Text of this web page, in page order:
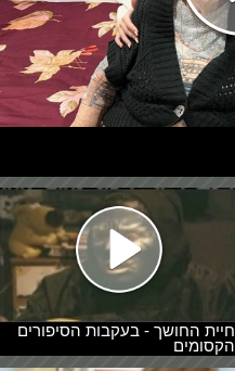
חיית החושך - בעקבות הסיפורים
הקסומים